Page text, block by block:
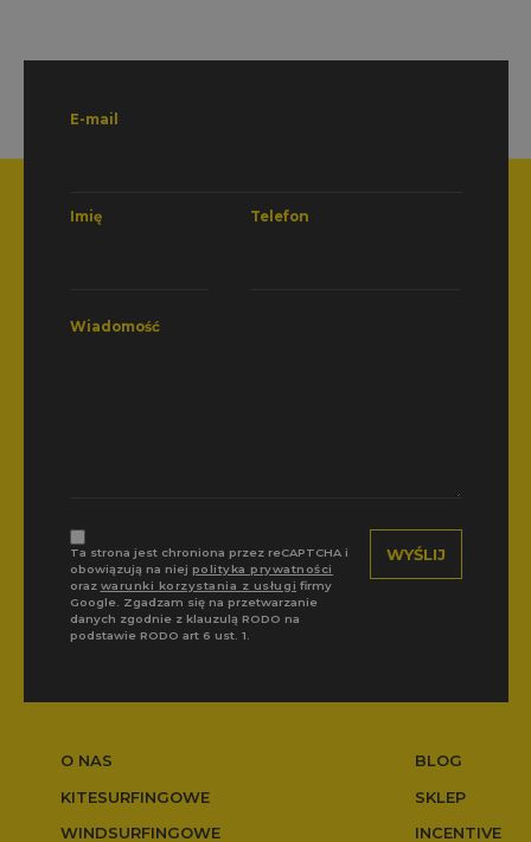
O NAS
KITESURFINGOWE
WINDSURFINGOWE
BLOG
SKLEP
INCENTIVE
E-mail
Imię Telefon
Wiadomość
Ta strona jest chroniona przez reCAPTCHA i
obowiązują na niej polityka prywatności
oraz warunki korzystania z usługi firmy
Google. Zgadzam się na przetwarzanie
danych zgodnie z klauzulą RODO na
podstawie RODO art 6 ust. 1.